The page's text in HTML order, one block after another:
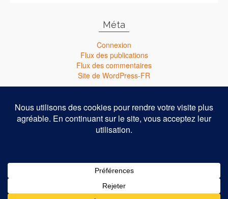
Méta
Connexion
Flux des publications
Flux des commentaires
Site de WordPress-FR
Nouveau : Abonnez-vous à ma chaîne Youtube !